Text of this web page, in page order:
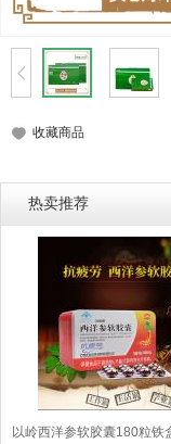
收藏商品
热卖推荐
以岭西洋参软胶囊180粒铁